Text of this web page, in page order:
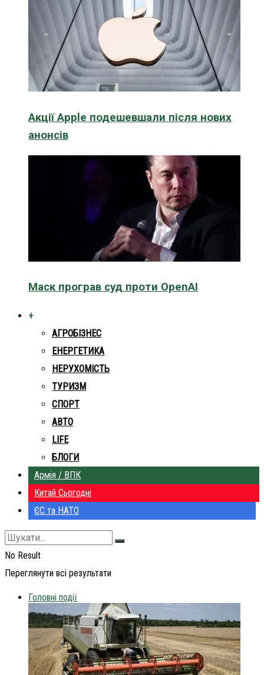
Акції Apple подешевшали після нових
анонсів
Маск програв суд проти OpenAI
+
АГРОБІЗНЕС
ЕНЕРГЕТИКА
НЕРУХОМІСТЬ
ТУРИЗМ
СПОРТ
АВТО
LIFE
БЛОГИ
Армія / ВПК
Китай Сьогодні
ЄС та НАТО
No Result
Переглянути всі результати
Головні події